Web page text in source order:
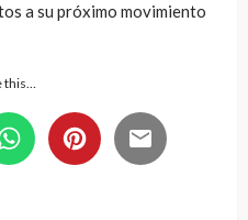
a su próximo movimiento
this…